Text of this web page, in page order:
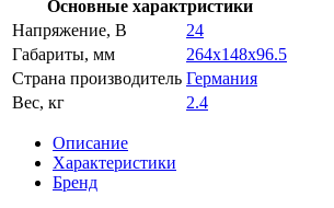
Основные характристики
Напряжение, В
24
Габариты, мм
264x148x96.5
Страна производитель Германия
Вес, кг
2.4
Описание
Характеристики
Бренд